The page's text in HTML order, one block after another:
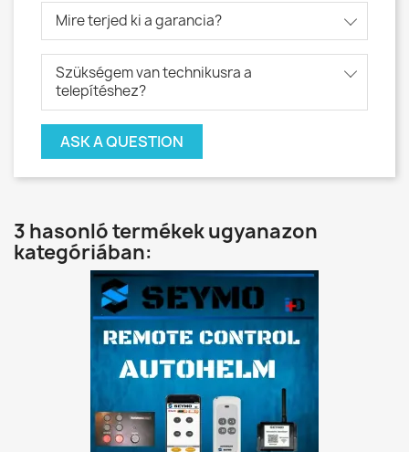
Mire terjed ki a garancia?
Szükségem van technikusra a
telepítéshez?
ASK A QUESTION
3 hasonló termékek ugyanazon
kategóriában: